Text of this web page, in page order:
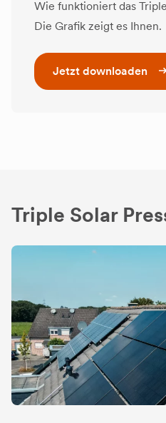
Wie funktioniert das
Die Grafik zeigt es Ihnen.
Jetzt downloaden
Triple Solar